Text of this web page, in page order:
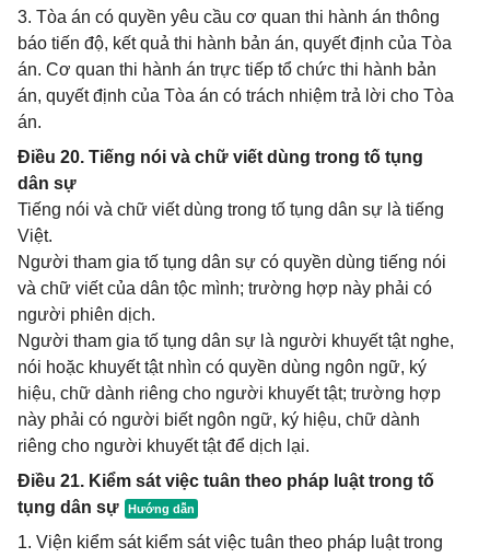
3. Tòa án có quyền yêu cầu cơ quan thi hành án thông
báo tiến độ, kết quả thi hành bản án, quyết định của Tòa
án. Cơ quan thi hành án trực tiếp tổ chức thi hành bản
án, quyết định của Tòa án có trách nhiệm trả lời cho Tòa
án.
Điều 20. Tiếng nói và chữ viết dùng trong tố tụng
dân sự
Tiếng nói và chữ viết dùng trong tố tụng dân sự là tiếng
Việt.
Người tham gia tố tụng dân sự có quyền dùng tiếng nói
và chữ viết của dân tộc mình; trường hợp này phải có
người phiên dịch.
Người tham gia tố tụng dân sự là người khuyết tật nghe,
nói hoặc khuyết tật nhìn có quyền dùng ngôn ngữ, ký
hiệu, chữ dành riêng cho người khuyết tật; trường hợp
này phải có người biết ngôn ngữ, ký hiệu, chữ dành
riêng cho người khuyết tật để dịch lại.
Điều 21. Kiểm sát việc tuân theo pháp luật trong tố
tụng dân sự
1. Viện kiểm sát kiểm sát việc tuân theo pháp luật trong